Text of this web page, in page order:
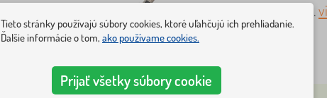
konštrukciou. ..
Tieto stránky používajú súbory cookies, ktoré uľahčujú ich prehliadanie.
Ďalšie informácie o tom, ako používame cookies.
Prijať všetky súbory cookie